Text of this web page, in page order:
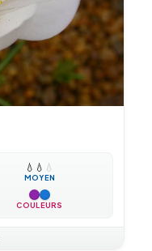
💧 💧 💧
MOYEN
COULEURS